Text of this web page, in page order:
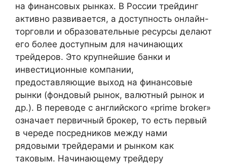
на финансовых рынках. В России трейдинг
активно развивается, а доступность онлайн-
торговли и образовательные ресурсы делают
его более доступным для начинающих
трейдеров. Это крупнейшие банки и
инвестиционные компании,
предоставляющие выход на финансовые
рынки (фондовый рынок, валютный рынок и
др.). В переводе с английского «prime broker»
означает первичный брокер, то есть первый
в череде посредников между нами
рядовыми трейдерами и рынком как
таковым. Начинающему трейдеру